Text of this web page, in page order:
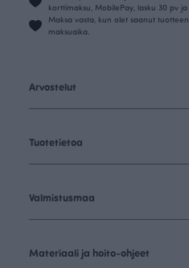
korttimaksu, MobilePay, lasku 30 pv ja
Maksa vasta, kun olet saanut
maksuaika.
Arvostelut
Tuotetietoa
Valmistusmaa
Materiaali ja hoito-ohjeet